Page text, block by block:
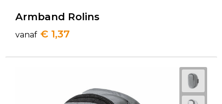
Armband Rolins
vanaf € 1,37